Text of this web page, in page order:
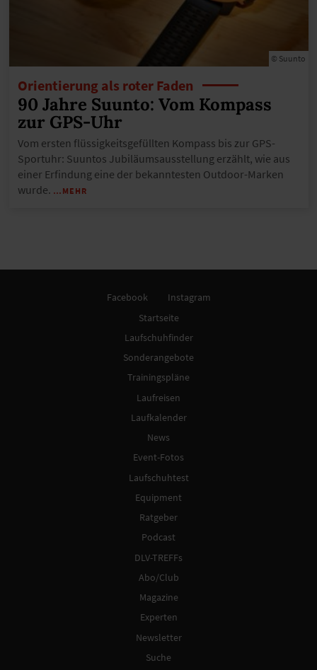
© Suunto
Orientierung als roter Faden
90 Jahre Suunto: Vom Kompass
zur GPS-Uhr
Vom ersten flüssigkeitsgefüllten Kompass bis zur GPS-
Sportuhr: Suuntos Jubiläumsausstellung erzählt, wie aus
einer Erfindung eine der bekanntesten Outdoor-Marken
wurde. …MEHR
Facebook
Instagram
Startseite
Laufschuhfinder
Sonderangebote
Trainingspläne
Laufreisen
Laufkalender
News
Event-Fotos
Laufschuhtest
Equipment
Ratgeber
Podcast
DLV-TREFFs
Abo/Club
Magazine
Experten
Newsletter
Suche